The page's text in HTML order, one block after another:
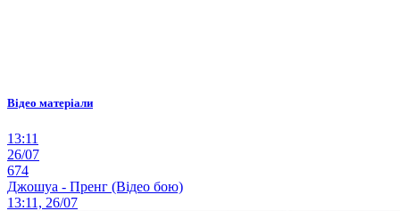
Відео матеріали
13:11
26/07
674
Джошуа - Пренг (Відео бою)
13:11, 26/07